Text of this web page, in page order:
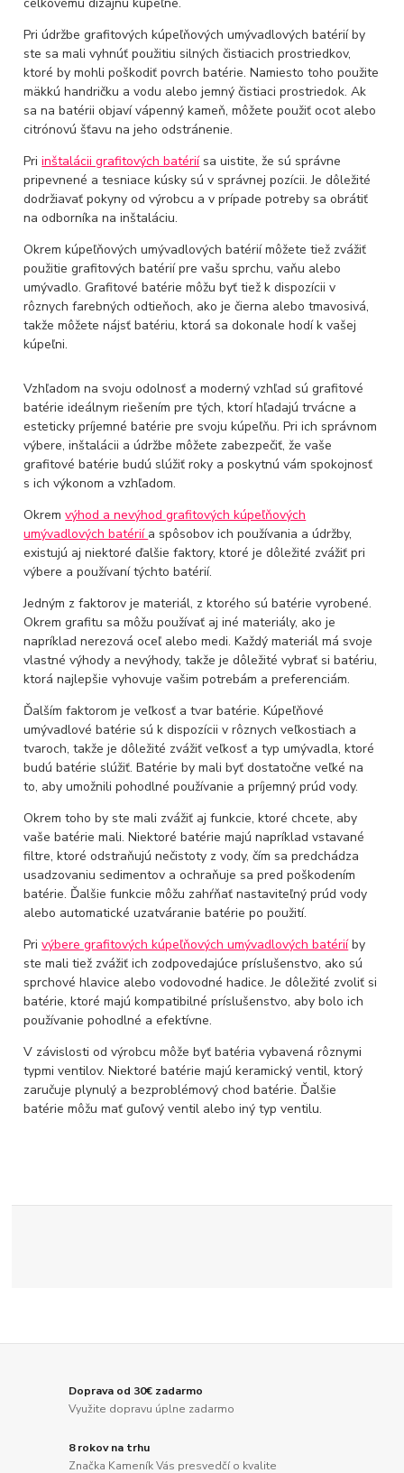
Pri údržbe grafitových kúpeľňových umývadlových batérií by
ste sa mali vyhnúť použitiu silných čistiacich prostriedkov,
ktoré by mohli poškodiť povrch batérie. Namiesto toho použite
mäkkú handričku a vodu alebo jemný čistiaci prostriedok. Ak
sa na batérii objaví vápenný kameň, môžete použiť ocot alebo
citrónovú šťavu na jeho odstránenie.
Priinštalácii grafitových batériísa uistite, že sú správne
pripevnené a tesniace kúsky sú v správnej pozícii. Je dôležité
dodržiavať pokyny od výrobcu a v prípade potreby sa obrátiť
na odborníka na inštaláciu.
Okrem kúpeľňových umývadlových batérií môžete tiež zvážiť
použitie grafitových batérií pre vašu sprchu, vaňu alebo
umývadlo. Grafitové batérie môžu byť tiež k dispozícii v
rôznych farebných odtieňoch, ako je čierna alebo tmavosivá,
takže môžete nájsť batériu, ktorá sa dokonale hodí k vašej
kúpeľni.
Vzhľadom na svoju odolnosť a moderný vzhľad sú grafitové
batérie ideálnym riešením pre tých, ktorí hľadajú trvácne a
esteticky príjemné batérie pre svoju kúpeľňu. Pri ich správnom
výbere, inštalácii a údržbe môžete zabezpečiť, že vaše
grafitové batérie budú slúžiť roky a poskytnú vám spokojnosť
s ich výkonom a vzhľadom.
Okremvýhod a nevýhod grafitových kúpeľňových
umývadlových batérií a spôsobov ich používania a údržby,
existujú aj niektoré ďalšie faktory, ktoré je dôležité zvážiť pri
výbere a používaní týchto batérií.
Jedným z faktorov je materiál, z ktorého sú batérie vyrobené.
Okrem grafitu sa môžu používať aj iné materiály, ako je
napríklad nerezová oceľ alebo medi. Každý materiál má svoje
vlastné výhody a nevýhody, takže je dôležité vybrať si batériu,
ktorá najlepšie vyhovuje vašim potrebám a preferenciám.
Ďalším faktorom je veľkosť a tvar batérie. Kúpeľňové
umývadlové batérie sú k dispozícii v rôznych veľkostiach a
tvaroch, takže je dôležité zvážiť veľkosť a typ umývadla, ktoré
budú batérie slúžiť. Batérie by mali byť dostatočne veľké na
to, aby umožnili pohodlné používanie a príjemný prúd vody.
Okrem toho by ste mali zvážiť aj funkcie, ktoré chcete, aby
vaše batérie mali. Niektoré batérie majú napríklad vstavané
filtre, ktoré odstraňujú nečistoty z vody, čím sa predchádza
usadzovaniu sedimentov a ochraňuje sa pred poškodením
batérie. Ďalšie funkcie môžu zahŕňať nastaviteľný prúd vody
alebo automatické uzatváranie batérie po použití.
Privýbere grafitových kúpeľňových umývadlových batériíby
ste mali tiež zvážiť ich zodpovedajúce príslušenstvo, ako sú
sprchové hlavice alebo vodovodné hadice. Je dôležité zvoliť si
batérie, ktoré majú kompatibilné príslušenstvo, aby bolo ich
používanie pohodlné a efektívne.
V závislosti od výrobcu môže byť batéria vybavená rôznymi
typmi ventilov. Niektoré batérie majú keramický ventil, ktorý
zaručuje plynulý a bezproblémový chod batérie. Ďalšie
batérie môžu mať guľový ventil alebo iný typ ventilu.
Doprava od 30€ zadarmo
Využite dopravu úplne zadarmo
8 rokov na trhu
Značka Kameník Vás presvedčí o kvalite